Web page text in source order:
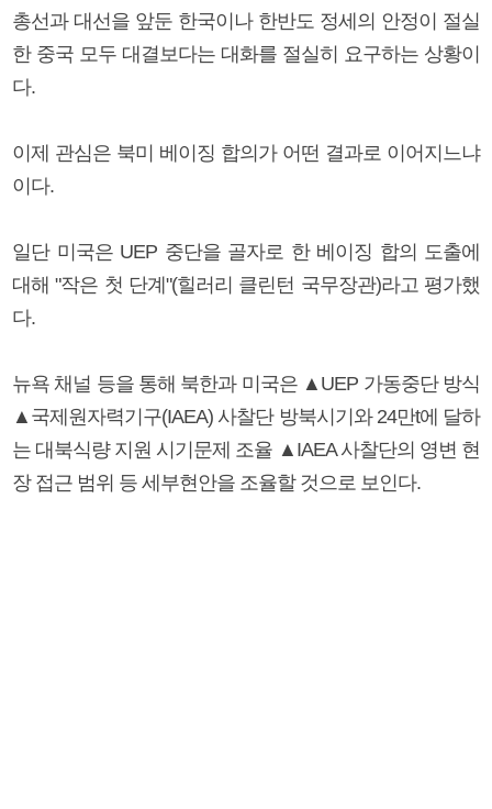
총선과 대선을 앞둔 한국이나 한반도 정세의 안정이 절실
한 중국 모두 대결보다는 대화를 절실히 요구하는 상황이
다.
이제 관심은 북미 베이징 합의가 어떤 결과로 이어지느냐
이다.
일단 미국은 UEP 중단을 골자로 한 베이징 합의 도출에
대해 "작은 첫 단계"(힐러리 클린턴 국무장관)라고 평가했
다.
뉴욕 채널 등을 통해 북한과 미국은 ▲UEP 가동중단 방식
▲국제원자력기구(IAEA) 사찰단 방북시기와 24만t에 달하
는 대북식량 지원 시기문제 조율 ▲IAEA 사찰단의 영변 현
장 접근 범위 등 세부현안을 조율할 것으로 보인다.